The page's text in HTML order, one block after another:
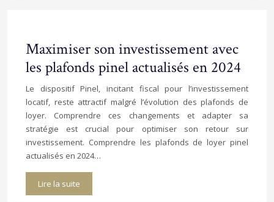
Maximiser son investissement avec
les plafonds pinel actualisés en 2024
Le dispositif Pinel, incitant fiscal pour l’investissement
locatif, reste attractif malgré l’évolution des plafonds de
loyer. Comprendre ces changements et adapter sa
stratégie est crucial pour optimiser son retour sur
investissement. Comprendre les plafonds de loyer pinel
actualisés en 2024…
Lire la suite